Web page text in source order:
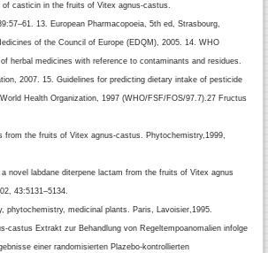
of casticin in the fruits of Vitex agnus-castus.
13. European Pharmacopoeia, 5th ed, Strasbourg,
of the Council of Europe (EDQM), 2005. 14. WHO
herbal medicines with reference to contaminants and residues.
2007. 15. Guidelines for predicting dietary intake of pesticide
World Health Organization, 1997 (WHO/FSF/FOS/97.7).27 Fructus
from the fruits of Vitex agnus-castus. Phytochemistry,1999,
novel labdane diterpene lactam from the fruits of Vitex agnus
43:5131–5134.
phytochemistry, medicinal plants. Paris, Lavoisier,1995.
castus Extrakt zur Behandlung von Regeltempoanomalien infolge
einer randomisierten Plazebo-kontrollierten